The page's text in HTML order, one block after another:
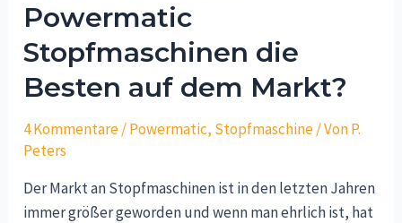
Powermatic
Stopfmaschinen die
Besten auf dem Markt?
4 Kommentare/Powermatic, Stopfmaschine/ VonP.
Peters
Der Markt an Stopfmaschinen ist in den letzten Jahren
immer größer geworden und wenn man ehrlich ist, hat